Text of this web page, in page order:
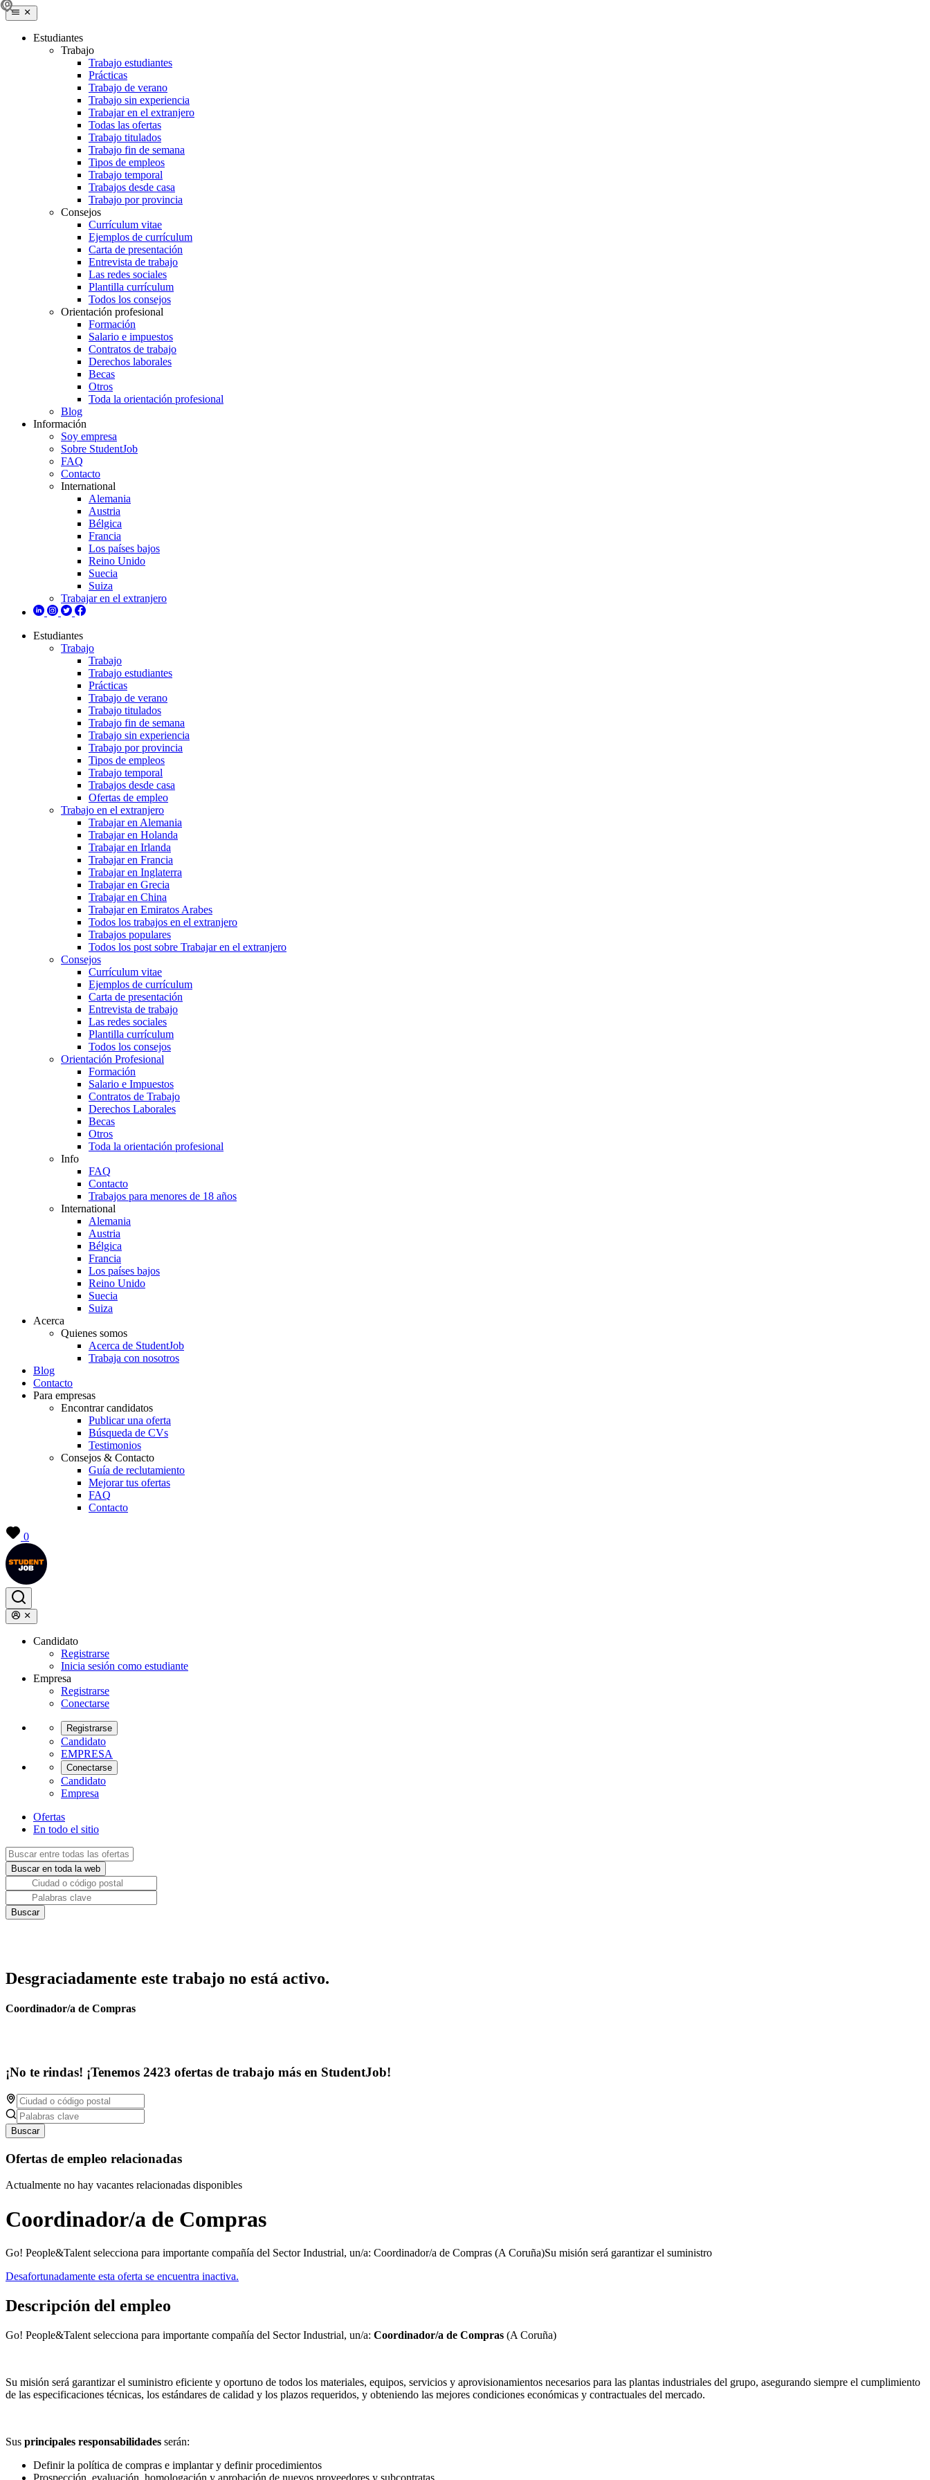
Estudiantes
Trabajo
Trabajo estudiantes
Prácticas
Trabajo de verano
Trabajo sin experiencia
Trabajar en el extranjero
Todas las ofertas
Trabajo titulados
Trabajo fin de semana
Tipos de empleos
Trabajo temporal
Trabajos desde casa
Trabajo por provincia
Consejos
Currículum vitae
Ejemplos de currículum
Carta de presentación
Entrevista de trabajo
Las redes sociales
Plantilla currículum
Todos los consejos
Orientación profesional
Formación
Salario e impuestos
Contratos de trabajo
Derechos laborales
Becas
Otros
Toda la orientación profesional
Blog
Información
Soy empresa
Sobre StudentJob
FAQ
Contacto
International
Alemania
Austria
Bélgica
Francia
Los países bajos
Reino Unido
Suecia
Suiza
Trabajar en el extranjero
Estudiantes
Trabajo
Trabajo
Trabajo estudiantes
Prácticas
Trabajo de verano
Trabajo titulados
Trabajo fin de semana
Trabajo sin experiencia
Trabajo por provincia
Tipos de empleos
Trabajo temporal
Trabajos desde casa
Ofertas de empleo
Trabajo en el extranjero
Trabajar en Alemania
Trabajar en Holanda
Trabajar en Irlanda
Trabajar en Francia
Trabajar en Inglaterra
Trabajar en Grecia
Trabajar en China
Trabajar en Emiratos Arabes
Todos los trabajos en el extranjero
Trabajos populares
Todos los post sobre Trabajar en el extranjero
Consejos
Currículum vitae
Ejemplos de currículum
Carta de presentación
Entrevista de trabajo
Las redes sociales
Plantilla currículum
Todos los consejos
Orientación Profesional
Formación
Salario e Impuestos
Contratos de Trabajo
Derechos Laborales
Becas
Otros
Toda la orientación profesional
Info
FAQ
Contacto
Trabajos para menores de 18 años
International
Alemania
Austria
Bélgica
Francia
Los países bajos
Reino Unido
Suecia
Suiza
Acerca
Quienes somos
Acerca de StudentJob
Trabaja con nosotros
Blog
Contacto
Para empresas
Encontrar candidatos
Publicar una oferta
Búsqueda de CVs
Testimonios
Consejos & Contacto
Guía de reclutamiento
Mejorar tus ofertas
FAQ
Contacto
0
Candidato
Registrarse
Inicia sesión como estudiante
Empresa
Registrarse
Conectarse
Registrarse
Candidato
EMPRESA
Conectarse
Candidato
Empresa
Ofertas
En todo el sitio
Desgraciadamente este trabajo no está activo.
Coordinador/a de Compras
¡No te rindas! ¡Tenemos 2423 ofertas de trabajo más en StudentJob!
Buscar
Ofertas de empleo relacionadas
Actualmente no hay vacantes relacionadas disponibles
Coordinador/a de Compras
Go! People&Talent selecciona para importante compañía del Sector Industrial, un/a: Coordinador/a de Compras (A Coruña)Su misión será garantizar el suministro
Desafortunadamente esta oferta se encuentra inactiva.
Descripción del empleo
Go! People&Talent selecciona para importante compañía del Sector Industrial, un/a: Coordinador/a de Compras (A Coruña)
Su misión será garantizar el suministro eficiente y oportuno de todos los materiales, equipos, servicios y aprovisionamientos necesarios para las plantas industriales del grupo, asegurando siempre el cumplimiento
de las especificaciones técnicas, los estándares de calidad y los plazos requeridos, y obteniendo las mejores condiciones económicas y contractuales del mercado.
Sus principales responsabilidades serán:
Definir la política de compras e implantar y definir procedimientos
Prospección, evaluación, homologación y aprobación de nuevos proveedores y subcontratas.